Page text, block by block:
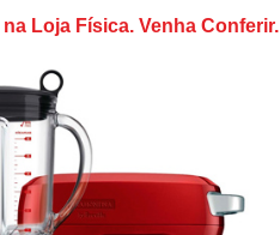
Loja Física. Venha Conferir.